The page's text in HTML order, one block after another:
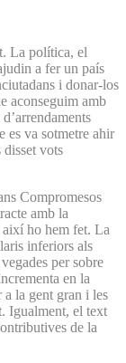
La política, el
a fer un país
i donar-los
aconseguim amb
es va sotmetre ahir
disset vots
Compromesos
amb la
ho hem fet. La
inferiors als
per sobre
en la
la gent gran i les
Igualment, el text
de la